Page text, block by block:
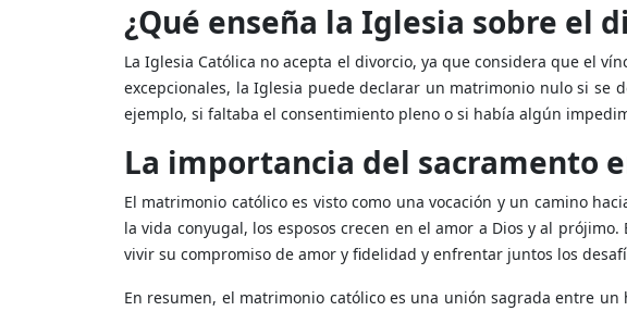
¿Qué enseña la Iglesia sobre el
La Iglesia Católica no acepta el divorcio, ya que considera que el
excepcionales, la Iglesia puede declarar un matrimonio nulo si se
ejemplo, si faltaba el consentimiento pleno o si había algún
La importancia del sacramento
El matrimonio católico es visto como una vocación y un camino
la vida conyugal, los esposos crecen en el amor a Dios y al
vivir su compromiso de amor y fidelidad y enfrentar juntos los
En resumen, el matrimonio católico es una unión sagrada entre